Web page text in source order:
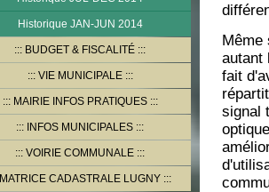
Historique JAN-JUN 2014
BUDGET & FISCALITÉ
VIE MUNICIPALE
MAIRIE INFOS PRATIQUES
INFOS MUNICIPALES
VOIRIE COMMUNALE
MATRICE CADASTRALE LUGNY
​Même
autant
fait
signal